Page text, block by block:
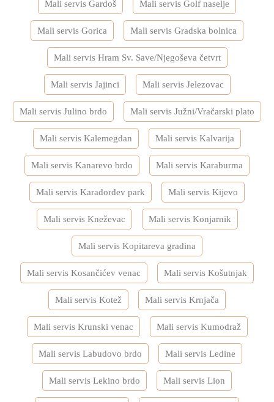
Mali servis Gardoš Mali servis Golf naselje
Mali servis Gorica Mali servis Gradska bolnica
Mali servis Hram Sv. Save/Njegoševa četvrt
Mali servis Jajinci Mali servis Jelezovac
Mali servis Julino brdo Mali servis Južni/Vračarski plato
Mali servis Kalemegdan Mali servis Kalvarija
Mali servis Kanarevo brdo Mali servis Karaburma
Mali servis Karađorđev park Mali servis Kijevo
Mali servis Kneževac Mali servis Konjarnik
Mali servis Kopitareva gradina
Mali servis Kosančićev venac Mali servis Košutnjak
Mali servis Kotež Mali servis Krnjača
Mali servis Krunski venac Mali servis Kumodraž
Mali servis Labudovo brdo Mali servis Ledine
Mali servis Lekino brdo Mali servis Lion